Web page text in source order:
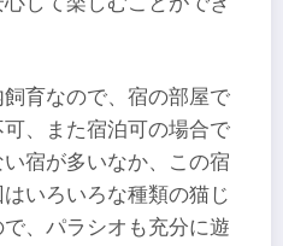
育なので、宿の部屋で
、また宿泊可の場合で
宿が多いなか、この宿
いろいろな種類の猫じ
、パラシオも充分に遊